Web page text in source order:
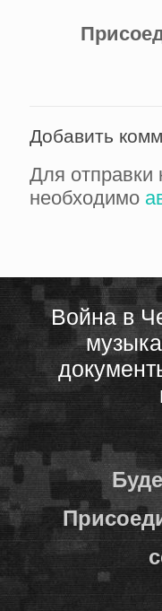
Добавить
Для отправки
необходимо
Война в